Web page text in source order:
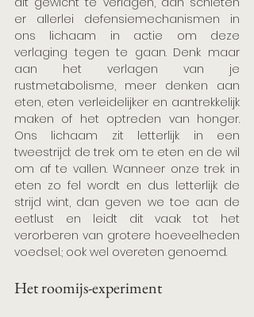
er allerlei defensiemechanismen in
ons lichaam in actie om deze
verlaging tegen te gaan. Denk maar
aan het verlagen van je
rustmetabolisme, meer denken aan
eten, eten verleidelijker en aantrekkelijk
maken of het optreden van honger.
Ons lichaam zit letterlijk in een
tweestrijd: de trek om te eten en de wil
om af te vallen. Wanneer onze trek in
eten zo fel wordt en dus letterlijk de
strijd wint, dan geven we toe aan de
eetlust en leidt dit vaak tot het
verorberen van grotere hoeveelheden
voedsel.; ook wel overeten genoemd.
Het roomijs-experiment